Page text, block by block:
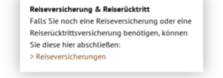
Reiseversicherung & Reiserücktritt
Falls Sie noch eine Reiseversicherung oder eine
Reiserücktrittsversicherung benötigen, können
Sie diese hier abschließen:
> Reiseversicherungen